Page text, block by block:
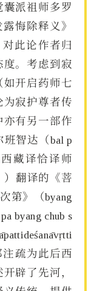
派祖师多罗
悔除释义》
对此论作者归
。考虑到寂
开启药师七
寂护尊者传
有另一部作
智达（bal p
藏译恰译师
）翻译的《菩
第》（byang
byang chub s
注疏为此后西
辟了先河，